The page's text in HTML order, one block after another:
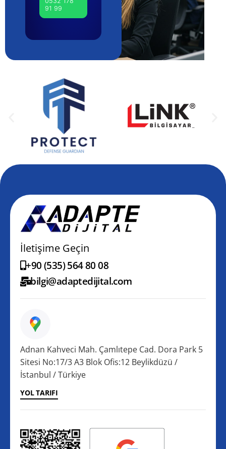
91 99
İletişime Geçin
+90 (535) 564 80 08
bilgi@adaptedijital.com
Adnan Kahveci Mah. Çamlıtepe Cad. Dora Park 5
Sitesi No:17/3 A3 Blok Ofis:12 Beylikdüzü /
İstanbul / Türkiye
YOL TARIFI